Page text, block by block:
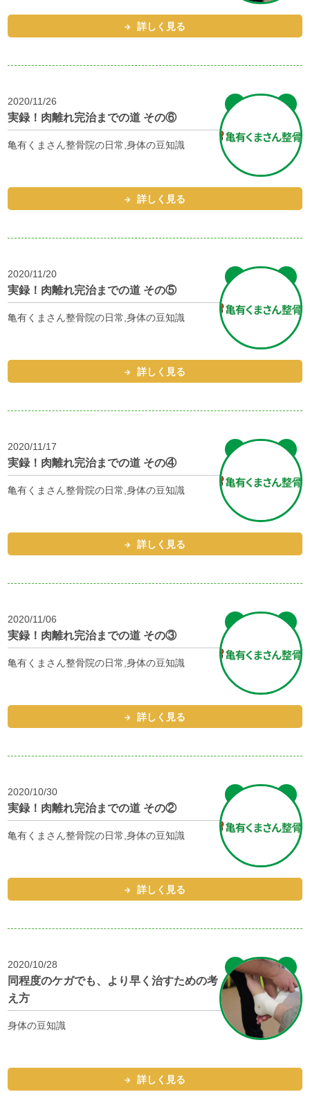
詳しく見る
2020/11/26
実録！肉離れ完治までの道 その⑥
亀有くまさん整骨院の日常,身体の豆知識
詳しく見る
2020/11/20
実録！肉離れ完治までの道 その⑤
亀有くまさん整骨院の日常,身体の豆知識
詳しく見る
2020/11/17
実録！肉離れ完治までの道 その④
亀有くまさん整骨院の日常,身体の豆知識
詳しく見る
2020/11/06
実録！肉離れ完治までの道 その③
亀有くまさん整骨院の日常,身体の豆知識
詳しく見る
2020/10/30
実録！肉離れ完治までの道 その②
亀有くまさん整骨院の日常,身体の豆知識
詳しく見る
2020/10/28
同程度のケガでも、より早く治すための考
え方
身体の豆知識
詳しく見る